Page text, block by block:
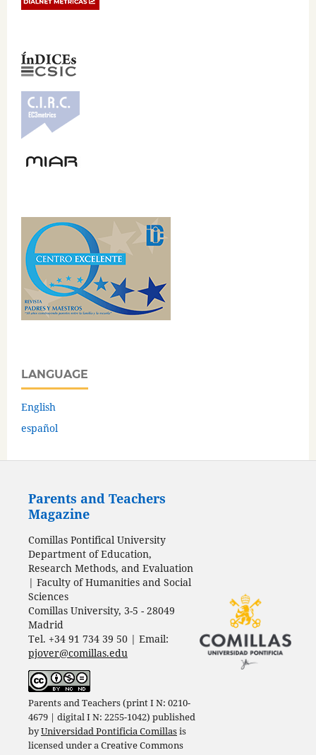
LANGUAGE
English
español
Parents and Teachers
Magazine
Comillas Pontifical University
Department of Education,
Research Methods, and Evaluation
| Faculty of Humanities and Social
Sciences
Comillas University, 3-5 - 28049
Madrid
Tel. +34 91 734 39 50 | Email:
pjover@comillas.edu
Parents and Teachers (print I N: 0210-
4679 | digital I N: 2255-1042) published
byUniversidad Pontificia Comillasis
licensed under aCreative Commons